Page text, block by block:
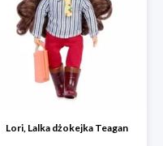
Lori, Lalka dżokejka Teagan